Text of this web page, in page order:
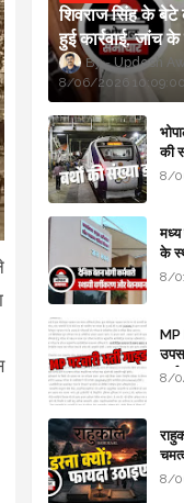
शिवराज सिंह के बेटे
हुई कार्रवाई, जांच
Updesh
8/06/2026
की
8/
मध्य
के
8/
MP
8/
8/